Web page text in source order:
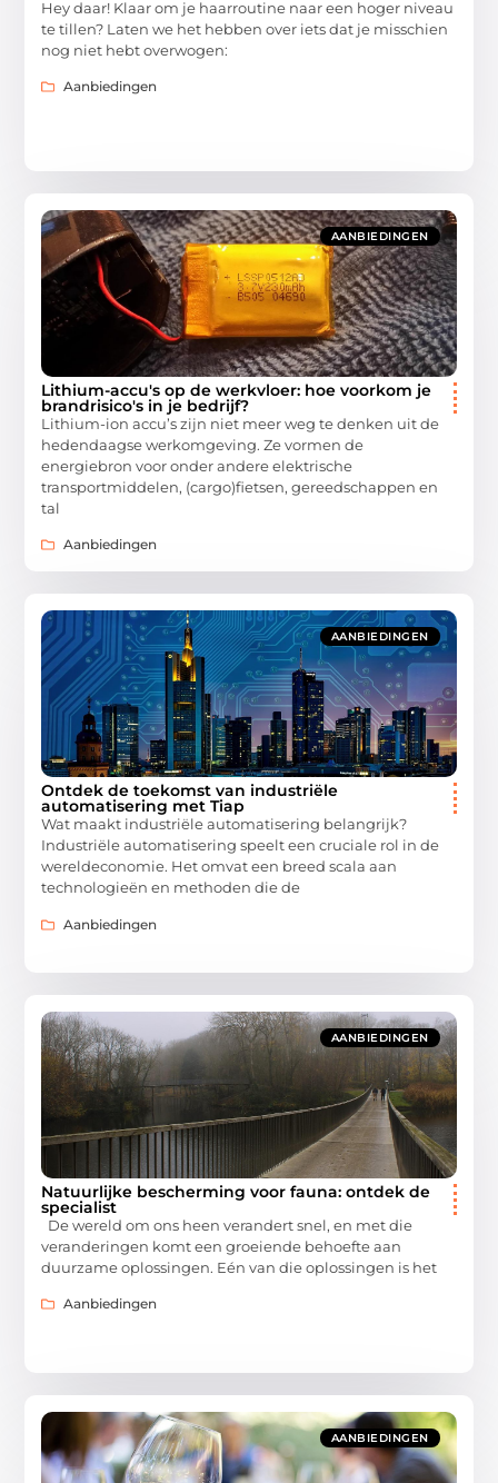
Hey daar! Klaar om je haarroutine naar een hoger niveau
te tillen? Laten we het hebben over iets dat je misschien
nog niet hebt overwogen:
Aanbiedingen
AANBIEDINGEN
Lithium-accu's op de werkvloer: hoe voorkom je
brandrisico's in je bedrijf?
Lithium-ion accu’s zijn niet meer weg te denken uit de
hedendaagse werkomgeving. Ze vormen de
energiebron voor onder andere elektrische
transportmiddelen, (cargo)fietsen, gereedschappen en
tal
Aanbiedingen
AANBIEDINGEN
Ontdek de toekomst van industriële
automatisering met Tiap
Wat maakt industriële automatisering belangrijk?
Industriële automatisering speelt een cruciale rol in de
wereldeconomie. Het omvat een breed scala aan
technologieën en methoden die de
Aanbiedingen
AANBIEDINGEN
Natuurlijke bescherming voor fauna: ontdek de
specialist
De wereld om ons heen verandert snel, en met die
veranderingen komt een groeiende behoefte aan
duurzame oplossingen. Eén van die oplossingen is het
Aanbiedingen
AANBIEDINGEN